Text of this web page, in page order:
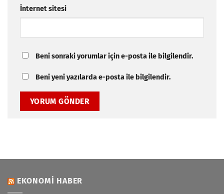
İnternet sitesi
Beni sonraki yorumlar için e-posta ile bilgilendir.
Beni yeni yazılarda e-posta ile bilgilendir.
EKONOMI HABER